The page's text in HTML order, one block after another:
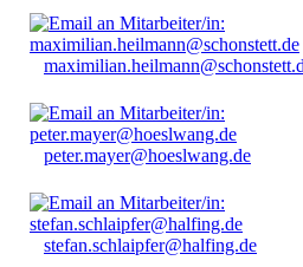
peter.mayer@hoeslwang.de
stefan.schlaipfer@halfing.de